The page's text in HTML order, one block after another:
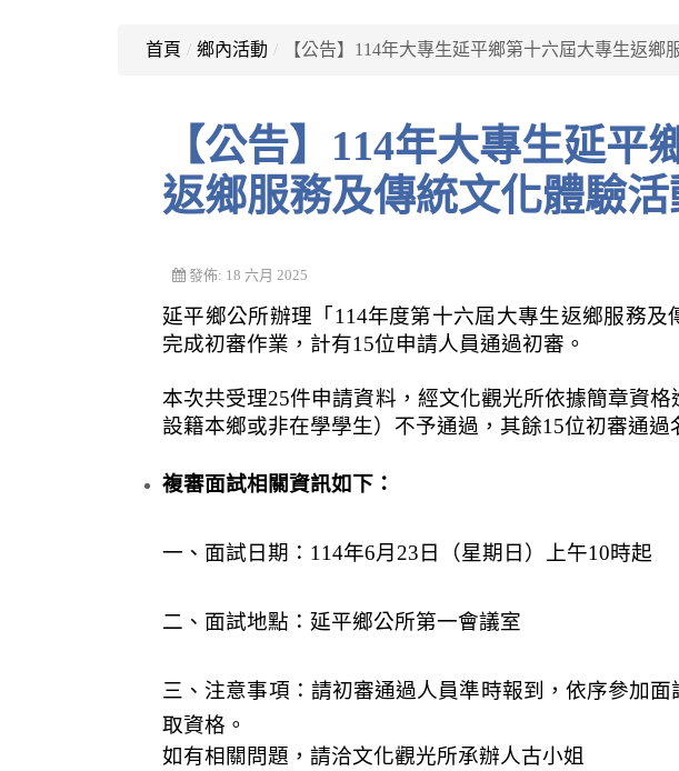
首頁 / 鄉內活動 / 【公告】114年大專生延平鄉第十六屆大專生返
【公告】114年大專生延平鄉第十六屆大專生
返鄉服務及傳統文化體驗
發佈: 18 六月 2025
延平鄉公所辦理「114年度第十六屆大專生返鄉服務
完成初審作業，計有15位申請人員通過初審。
本次共受理25件申請資料，經文化觀光所依據簡章資
設籍本鄉或非在學學生）不予通過，其餘15位初審通過
複審面試相關資訊如下：
一、面試日期：114年6月23日（星期日）上午10時起
二、面試地點：延平鄉公所第一會議室
三、注意事項：請初審通過人員準時報到，依序參加
取資格。
如有相關問題，請洽文化觀光所承辦人古小姐